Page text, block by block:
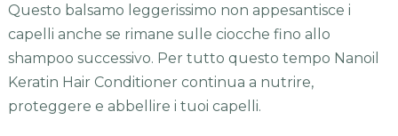
Questo balsamo leggerissimo non appesantisce i
capelli anche se rimane sulle ciocche fino allo
shampoo successivo. Per tutto questo tempo Nanoil
Keratin Hair Conditioner continua a nutrire,
proteggere e abbellire i tuoi capelli.